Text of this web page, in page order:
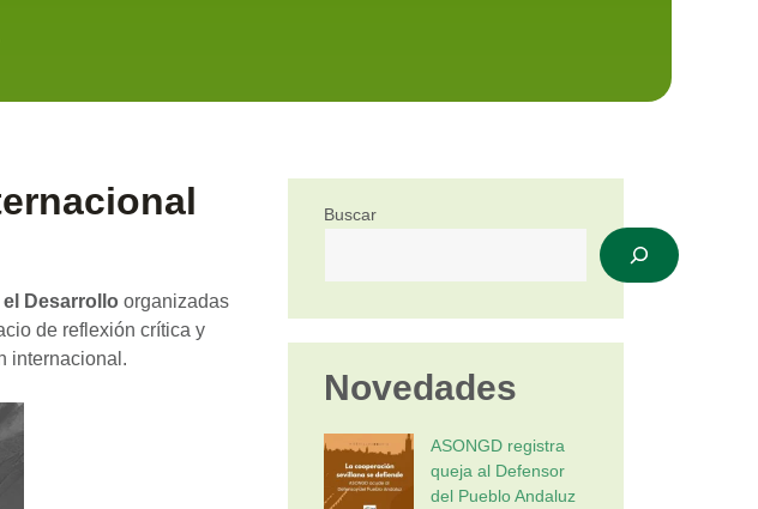
Desarrollo organizadas
de reflexión crítica y
internacional.
Buscar
Novedades
ASONGD registra
queja al Defensor
del Pueblo Andaluz